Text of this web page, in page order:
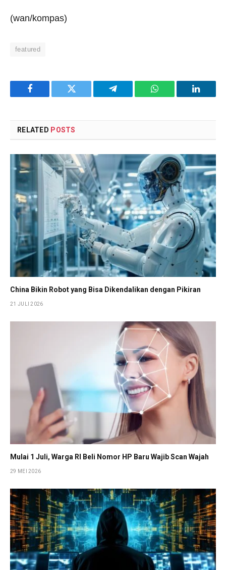
(wan/kompas)
featured
Facebook Twitter Telegram WhatsApp
RELATED POSTS
China Bikin Robot yang Bisa Dikendalikan dengan Pikiran
21 JULI 2026
Mulai 1 Juli, Warga RI Beli Nomor HP Baru Wajib Scan Wajah
29 MEI 2026